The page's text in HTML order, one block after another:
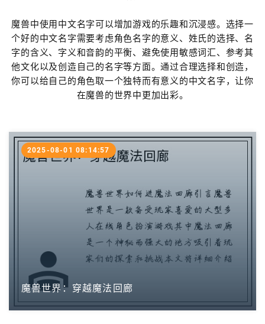
魔兽中使用中文名字可以增加游戏的乐趣和沉浸感。选择一
个好的中文名字需要考虑角色名字的意义、姓氏的选择、名
字的含义、字义和音韵的平衡、避免使用敏感词汇、参考其
他文化以及创造自己的名字等方面。通过合理选择和创造，
你可以给自己的角色取一个独特而有意义的中文名字，让你
在魔兽的世界中更加出彩。
魔兽世界：穿越魔法回廊
2025-08-01 08:14:57